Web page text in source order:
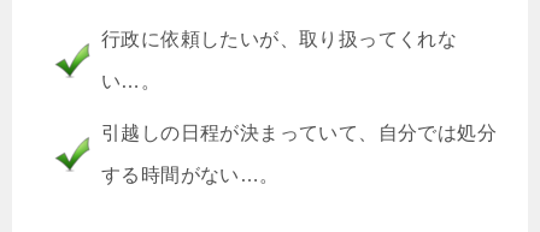
行政に依頼したいが、取り扱ってくれな
い…。
引越しの日程が決まっていて、自分では処分
する時間がない…。